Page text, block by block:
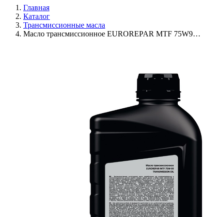
Главная
Каталог
Трансмиссионные масла
Масло трансмиссионное EUROREPAR MTF 75W9…